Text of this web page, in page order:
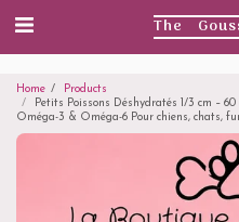
The
Home
Products
Petits Poissons Déshydratés 1/3 cm –
Oméga-3 & Oméga-6 Pour chiens, chats,